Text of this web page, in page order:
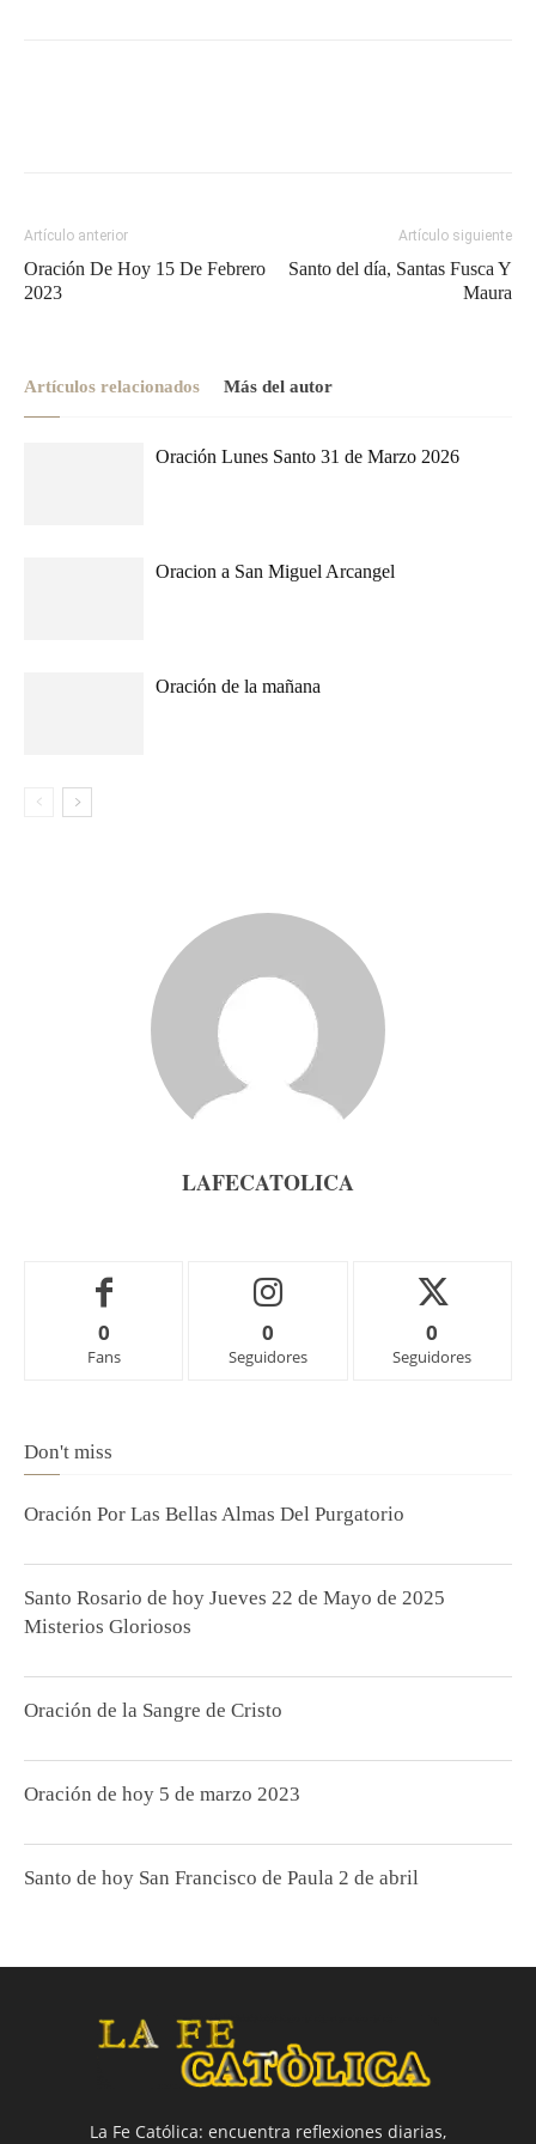
Artículo anterior
Oración De Hoy 15 De Febrero
2023
Artículo siguiente
Santo del día, Santas Fusca Y
Maura
Artículos relacionados Más del autor
Oración Lunes Santo 31 de Marzo 2026
Oracion a San Miguel Arcangel
Oración de la mañana
LAFECATOLICA
0
Fans
0
Seguidores
0
Seguidores
Don't miss
Oración Por Las Bellas Almas Del Purgatorio
Santo Rosario de hoy Jueves 22 de Mayo de 2025
Misterios Gloriosos
Oración de la Sangre de Cristo
Oración de hoy 5 de marzo 2023
Santo de hoy San Francisco de Paula 2 de abril
La Fe Católica: encuentra reflexiones diarias,